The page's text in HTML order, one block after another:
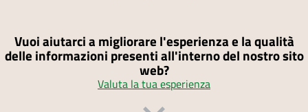
Vuoi aiutarci a migliorare l'esperienza e la qualità
delle informazioni presenti all'interno del nostro sito
web?
Valuta la tua esperienza